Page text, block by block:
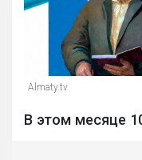
Almaty.tv
В этом месяце